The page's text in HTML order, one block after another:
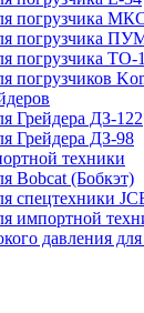
погрузчика
погрузчика
погрузчика ТО-
погрузчиков
Грейдера ДЗ-122
Грейдера ДЗ-98
техники
Bobcat (Бобкэт)
спецтехники
импортной
давления